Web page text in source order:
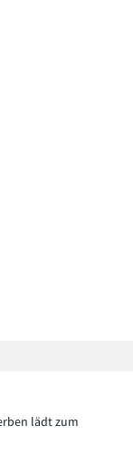
lädt zum